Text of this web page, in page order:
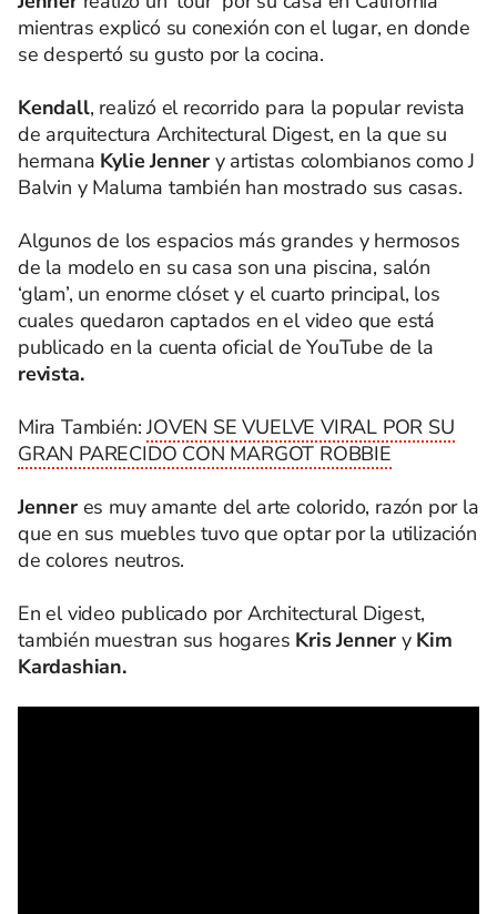
mientras explicó su conexión con el lugar, en donde
se despertó su gusto por la cocina.
Kendall, realizó el recorrido para la popular revista
de arquitectura Architectural Digest, en la que su
hermana Kylie Jenner y artistas colombianos como J
Balvin y Maluma también han mostrado sus casas.
Algunos de los espacios más grandes y hermosos
de la modelo en su casa son una piscina, salón
‘glam’, un enorme clóset y el cuarto principal, los
cuales quedaron captados en el video que está
publicado en la cuenta oficial de YouTube de la
revista.
Mira También:JOVEN SE VUELVE VIRAL POR SU
GRAN PARECIDO CON MARGOT ROBBIE
Jenneres muy amante del arte colorido, razón por la
que en sus muebles tuvo que optar por la utilización
de colores neutros.
En el video publicado por Architectural Digest,
también muestran sus hogares Kris Jenner yKim
Kardashian.